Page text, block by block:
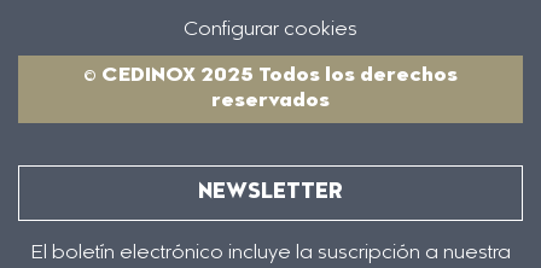
Configurar cookies
© CEDINOX 2025 Todos los derechos
reservados
NEWSLETTER
El boletín electrónico incluye la suscripción a nuestra